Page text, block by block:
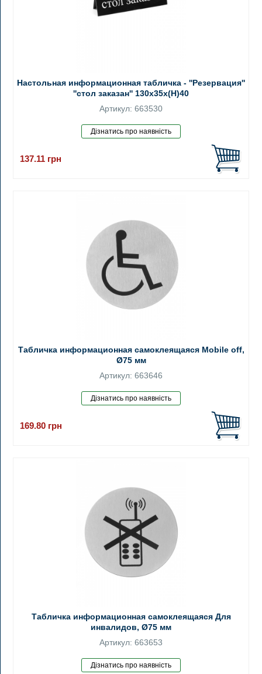
Настольная информационная табличка - ''Резервация''
''стол закaзан'' 130x35x(H)40
Артикул: 663530
137.11 грн
Табличка информационная самоклеящаяся Mobile off,
Ø75 мм
Артикул: 663646
169.80 грн
Табличка информационная самоклеящаяся Для
инвалидов, Ø75 мм
Артикул: 663653